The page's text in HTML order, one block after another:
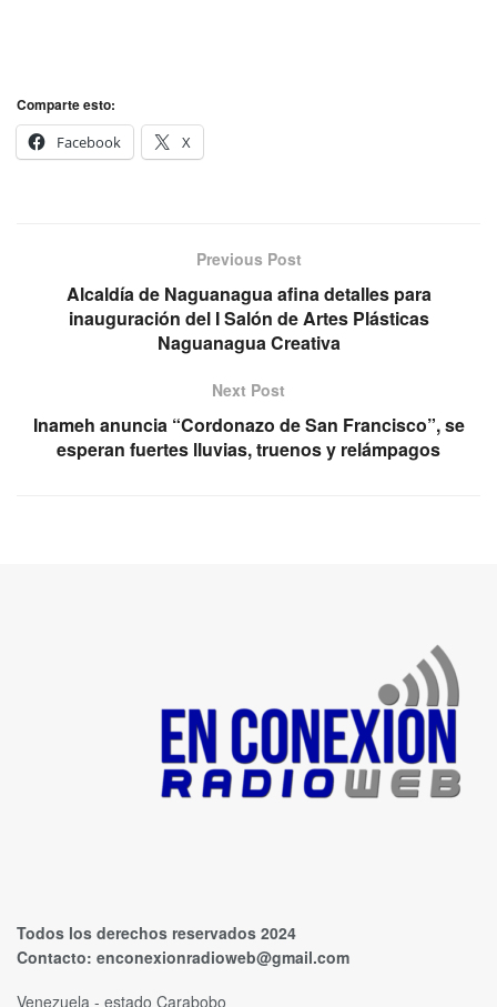
Comparte esto:
Facebook
X
Previous Post
Alcaldía de Naguanagua afina detalles para
inauguración del I Salón de Artes Plásticas
Naguanagua Creativa
Next Post
Inameh anuncia “Cordonazo de San Francisco”, se
esperan fuertes lluvias, truenos y relámpagos
Todos los derechos reservados 2024
Contacto: enconexionradioweb@gmail.com
Venezuela - estado Carabobo